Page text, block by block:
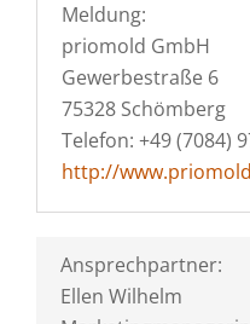
Meldung:
priomold GmbH
Gewerbestraße 6
75328 Schömberg
Telefon: +49 (7084)
http://
Ansprechpartner:
Ellen Wilhelm